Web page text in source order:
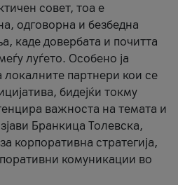
совет, тоа е
одговорна и безбедна
каде довербата и почитта
луѓето. Особено ја
партнери кои се
бидејќи токму
важноста на темата и
Бранкица Толевска,
корпоративна стратегија,
комуникации во